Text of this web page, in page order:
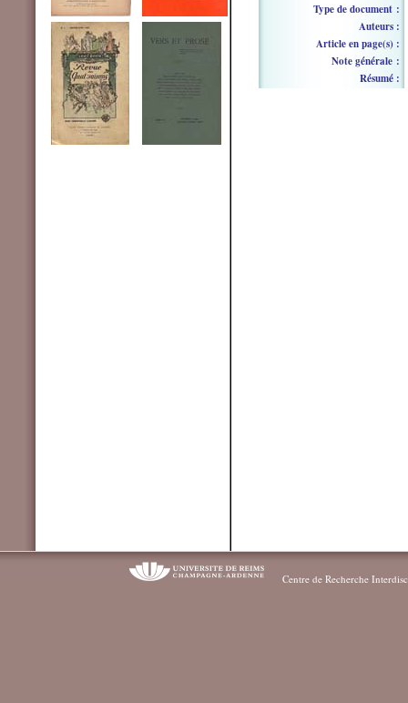
Type de document :
Auteurs :
Article en page(s) :
Note générale :
Résumé :
Centre de Recherche